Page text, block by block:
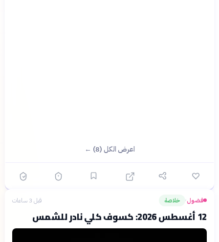
اعرض الكل (8) ←
فضول› خلاصة قبل 3 ساعات
12 أغسطس 2026: كسوف كلي نادر للشمس